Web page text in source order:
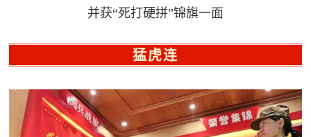
国
色
文
红
色
文
关
于
并获“死打硬拼”锦旗一面
猛虎连